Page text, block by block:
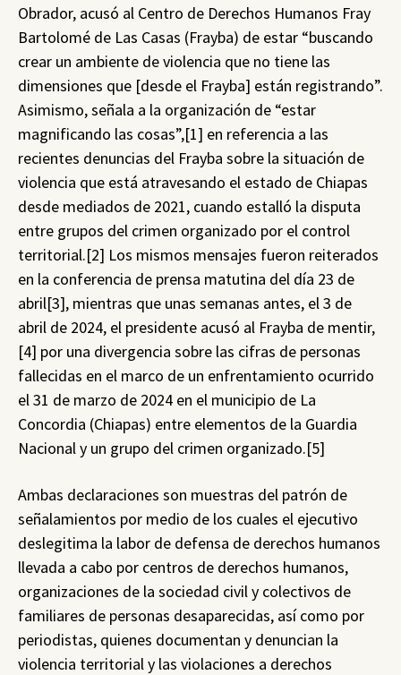
Obrador, acusó al Centro de Derechos Humanos Fray
Bartolomé de Las Casas (Frayba) de estar “buscando
crear un ambiente de violencia que no tiene las
dimensiones que [desde el Frayba] están registrando”.
Asimismo, señala a la organización de “estar
magnificando las cosas”,[1] en referencia a las
recientes denuncias del Frayba sobre la situación de
violencia que está atravesando el estado de Chiapas
desde mediados de 2021, cuando estalló la disputa
entre grupos del crimen organizado por el control
territorial.[2] Los mismos mensajes fueron reiterados
en la conferencia de prensa matutina del día 23 de
abril[3], mientras que unas semanas antes, el 3 de
abril de 2024, el presidente acusó al Frayba de mentir,
[4] por una divergencia sobre las cifras de personas
fallecidas en el marco de un enfrentamiento ocurrido
el 31 de marzo de 2024 en el municipio de La
Concordia (Chiapas) entre elementos de la Guardia
Nacional y un grupo del crimen organizado.[5]
Ambas declaraciones son muestras del patrón de
señalamientos por medio de los cuales el ejecutivo
deslegitima la labor de defensa de derechos humanos
llevada a cabo por centros de derechos humanos,
organizaciones de la sociedad civil y colectivos de
familiares de personas desaparecidas, así como por
periodistas, quienes documentan y denuncian la
violencia territorial y las violaciones a derechos